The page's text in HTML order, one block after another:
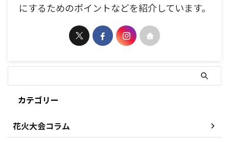
にするためのポイントなどを紹介しています。
カテゴリー
花火大会コラム